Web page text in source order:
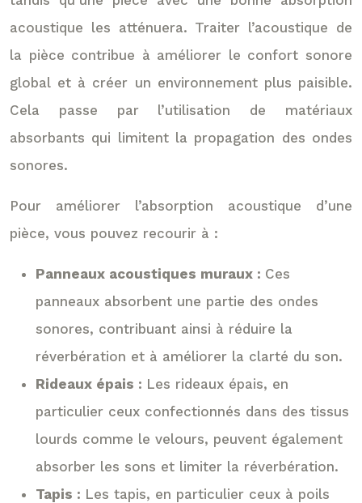
acoustique les atténuera. Traiter l’acoustique de
la pièce contribue à améliorer le confort sonore
global et à créer un environnement plus paisible.
Cela passe par l’utilisation de matériaux
absorbants qui limitent la propagation des ondes
sonores.
Pour améliorer l’absorption acoustique d’une
pièce, vous pouvez recourir à :
Panneaux acoustiques muraux : Ces
panneaux absorbent une partie des ondes
sonores, contribuant ainsi à réduire la
réverbération et à améliorer la clarté du son.
Rideaux épais : Les rideaux épais, en
particulier ceux confectionnés dans des tissus
lourds comme le velours, peuvent également
absorber les sons et limiter la réverbération.
Tapis : Les tapis, en particulier ceux à poils